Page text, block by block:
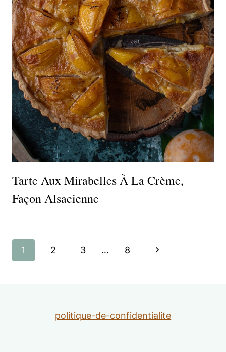
Tarte Aux Mirabelles À La Crème,
Façon Alsacienne
Navigation
1 2 3 … 8
Page
politique-de-confidentialite